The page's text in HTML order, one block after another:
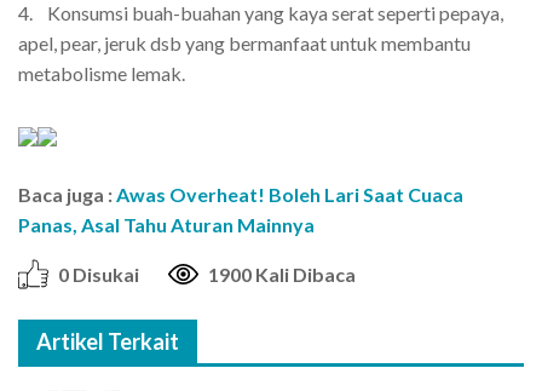
4. Konsumsi buah-buahan yang kaya serat seperti pepaya,
apel, pear, jeruk dsb yang bermanfaat untuk membantu
metabolisme lemak.
Baca juga :Awas Overheat! Boleh Lari Saat Cuaca
Panas, Asal Tahu Aturan Mainnya
0 Disukai 1900 Kali Dibaca
Artikel Terkait